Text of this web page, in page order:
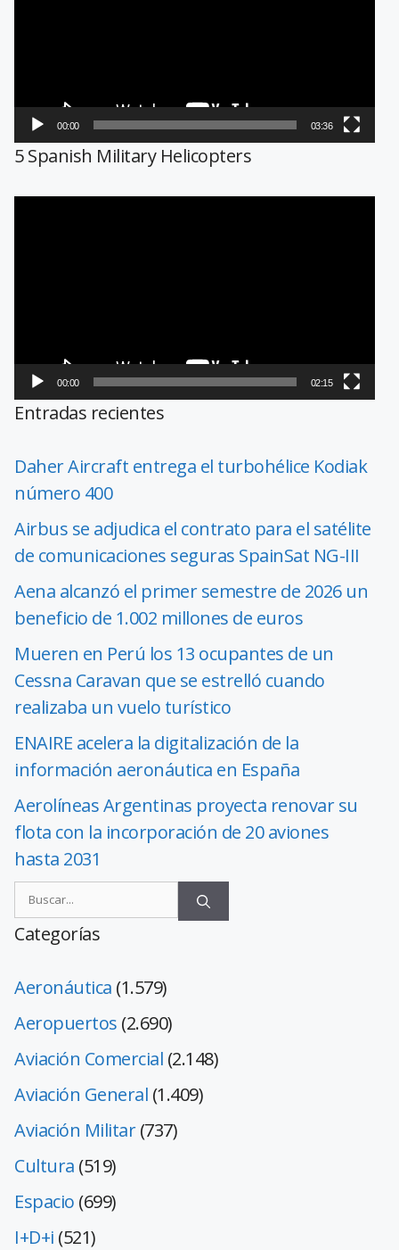
00:00 03:36
5 Spanish Military Helicopters
00:00 02:15
Entradas recientes
Daher Aircraft entrega el turbohélice Kodiak
número 400
Airbus se adjudica el contrato para el satélite
de comunicaciones seguras SpainSat NG-III
Aena alcanzó el primer semestre de 2026 un
beneficio de 1.002 millones de euros
Mueren en Perú los 13 ocupantes de un
Cessna Caravan que se estrelló cuando
realizaba un vuelo turístico
ENAIRE acelera la digitalización de la
información aeronáutica en España
Aerolíneas Argentinas proyecta renovar su
flota con la incorporación de 20 aviones
hasta 2031
Categorías
Aeronáutica (1.579)
Aeropuertos (2.690)
Aviación Comercial (2.148)
Aviación General (1.409)
Aviación Militar(737)
Cultura (519)
Espacio (699)
I+D+i (521)